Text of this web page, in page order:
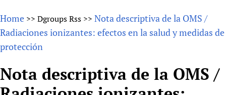
About
Overview
Why HIFA is needed
Vision and Strategy
Forums
HIFA (Healthcare Information For All)
How to use the HIFA forums
Projects
Home >> Dgroups Rss >> Nota descriptiva de la OMS /
Radiaciones ionizantes: efectos en la salud y medidas de
protección
Nota descriptiva de la OMS /